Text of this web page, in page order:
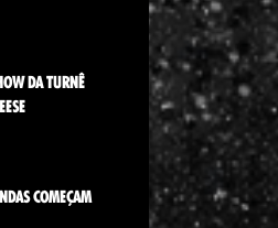
DA TURNÊ
COMEÇAM